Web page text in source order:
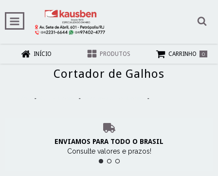
INÍCIO PRODUTOS CARRINHO 0
Cortador de Galhos
- - -
ENVIAMOS PARA TODO O BRASIL
Consulte valores e prazos!